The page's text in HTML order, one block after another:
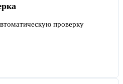
проверку